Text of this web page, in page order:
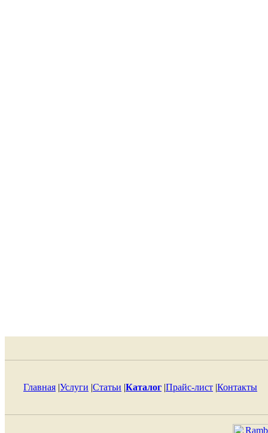
Главная |Услуги |Статьи |Каталог |Прайс-лист |Контакты